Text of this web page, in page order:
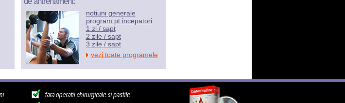
notiuni generale
program pt incepatori
1 zi / sapt
2 zile / sapt
3 zile / sapt
vezi toate programele